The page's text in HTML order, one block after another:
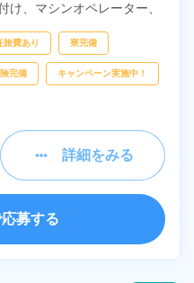
国土交通省）の加工情報・「HeartRails
け、 マシンオペレーター、
旅費あり 寮完備
完備 キャンペーン実施中！
詳細をみる
募する